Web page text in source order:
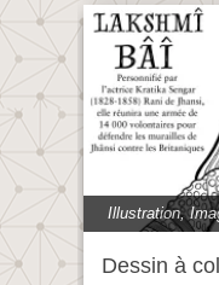
Illustration,
Dessin à